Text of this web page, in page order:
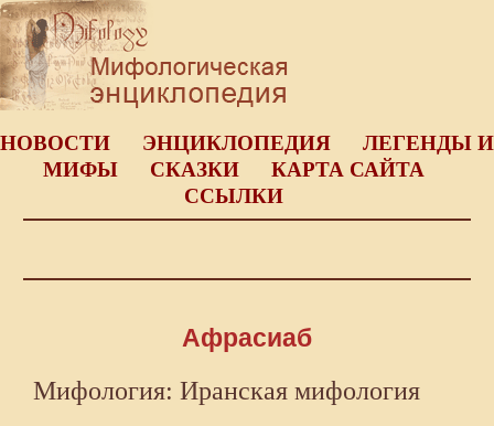
НОВОСТИ ЭНЦИКЛОПЕДИЯ
ЛЕГЕНДЫ И
МИФЫ
СКАЗКИ
КАРТА САЙТА
ССЫЛКИ
Афрасиаб
Мифология: Иранская мифология